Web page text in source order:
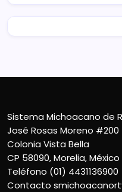
Sistema Michoacano de
José Rosas Moreno #200
Colonia Vista Bella
CP 58090, Morelia, México
Teléfono (01) 4431136900
Contacto